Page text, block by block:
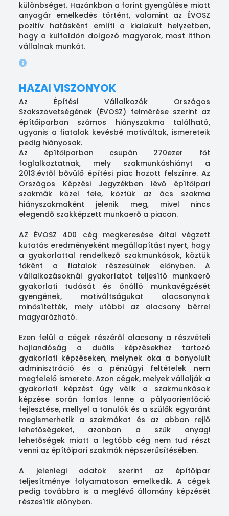
különbséget. Hazánkban a forint gyengülése miatt
anyagár emelkedés történt, valamint az ÉVOSZ
pozitív hatásként említi a kialakult helyzetben,
hogy a külfoldön dolgozó magyarok, most itthon
vállalnak munkát.
HAZAI VISZONYOK
Az Építési Vállalkozók Országos
Szakszövetségének (ÉVOSZ) felmérése szerint az
építőiparban számos hiányszakma található,
ugyanis a fiatalok kevésbé motiváltak, ismereteik
pedig hiányosak.
Az építőiparban csupán 270ezer főt
foglalkoztatnak, mely szakmunkáshiányt a
2013.évtől bővülő építési piac hozott felszínre. Az
Országos Képzési Jegyzékben lévő építőipari
szakmák közel fele, köztük az ács szakma
hiányszakmaként jelenik meg, mivel nincs
elegendő szakképzett munkaerő a piacon.
AZ ÉVOSZ 400 cég megkeresése által végzett
kutatás eredményeként megállapítást nyert, hogy
a gyakorlattal rendelkező szakmunkások, köztük
főként a fiatalok részesülnek előnyben. A
vállalkozásoknál gyakorlatot teljesítő munkaerő
gyakorlati tudását és önálló munkavégzését
gyengének, motiváltságukat alacsonynak
minősítették, mely utóbbi az alacsony bérrel
magyarázható.
Ezen felül a cégek részéről alacsony a részvételi
hajlandóság a duális képzésekhez tartozó
gyakorlati képzéseken, melynek oka a bonyolult
adminisztráció és a pénzügyi feltételek nem
megfelelő ismerete. Azon cégek, melyek vállalják a
gyakorlati képzést úgy vélik a szakmunkások
képzése során fontos lenne a pályaorientáció
fejlesztése, mellyel a tanulók és a szülők egyaránt
megismerhetik a szakmákat és az abban rejlő
lehetőségeket, azonban a szűk anyagi
lehetőségek miatt a legtöbb cég nem tud részt
venni az építőipari szakmák népszerűsítésében.
A jelenlegi adatok szerint az építőipar
teljesítménye folyamatosan emelkedik. A cégek
pedig továbbra is a meglévő állomány képzését
részesítik előnyben.